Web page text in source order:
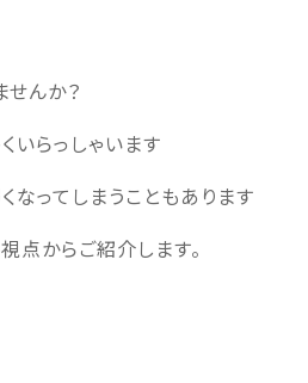
んか？
いらっしゃいます
なってしまうこともあります
点からご紹介します。